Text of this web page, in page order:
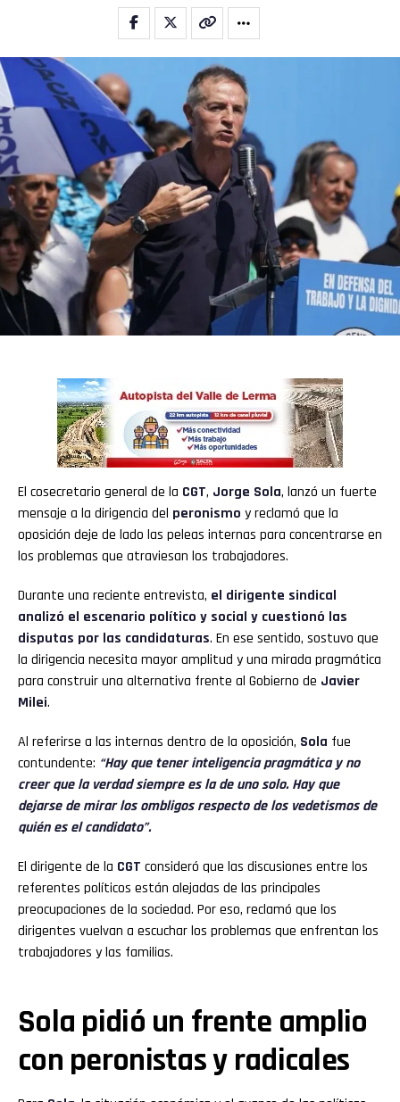
El cosecretario general de la CGT, Jorge Sola, lanzó un fuerte
mensaje a la dirigencia del peronismo y reclamó que la
oposición deje de lado las peleas internas para concentrarse en
los problemas que atraviesan los trabajadores.
Durante una reciente entrevista, el dirigente sindical
analizó el escenario político y social y cuestionó las
disputas por las candidaturas. En ese sentido, sostuvo que
la dirigencia necesita mayor amplitud y una mirada pragmática
para construir una alternativa frente al Gobierno de Javier
Milei.
Al referirse a las internas dentro de la oposición, Sola fue
contundente: “Hay que tener inteligencia pragmática y no
creer que la verdad siempre es la de uno solo. Hay que
dejarse de mirar los ombligos respecto de los vedetismos de
quién es el candidato”.
El dirigente de la CGT consideró que las discusiones entre los
referentes políticos están alejadas de las principales
preocupaciones de la sociedad. Por eso, reclamó que los
dirigentes vuelvan a escuchar los problemas que enfrentan los
trabajadores y las familias.
Sola pidió un frente amplio
con peronistas y radicales